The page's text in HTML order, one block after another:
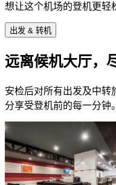
想让这个机场的登机更轻
出发 & 转机
远离候机大厅，
安检后对所有出发及中转
分享受登机前的每一分钟。